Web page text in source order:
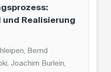
und Realisierung
Bernd
Joachim Burlein,